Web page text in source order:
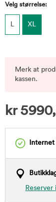
Velg størrelse:
L XL
Merk at
kassen.
kr
Internet
Reserver